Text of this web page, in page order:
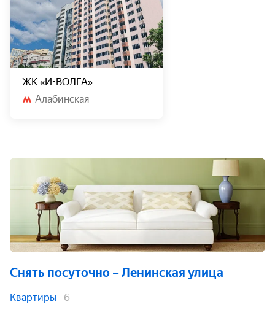
ЖК «И-ВОЛГА»
Алабинская
Снять посуточно – Ленинская улица
Квартиры 6